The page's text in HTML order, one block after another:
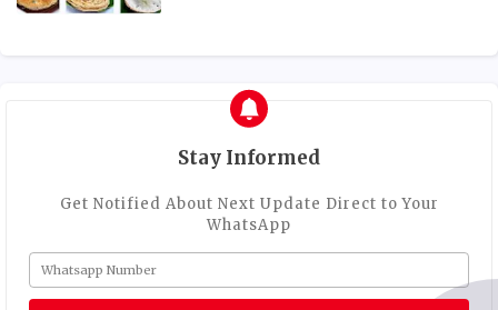
Stay Informed
Get Notified About Next Update Direct to Your
WhatsApp